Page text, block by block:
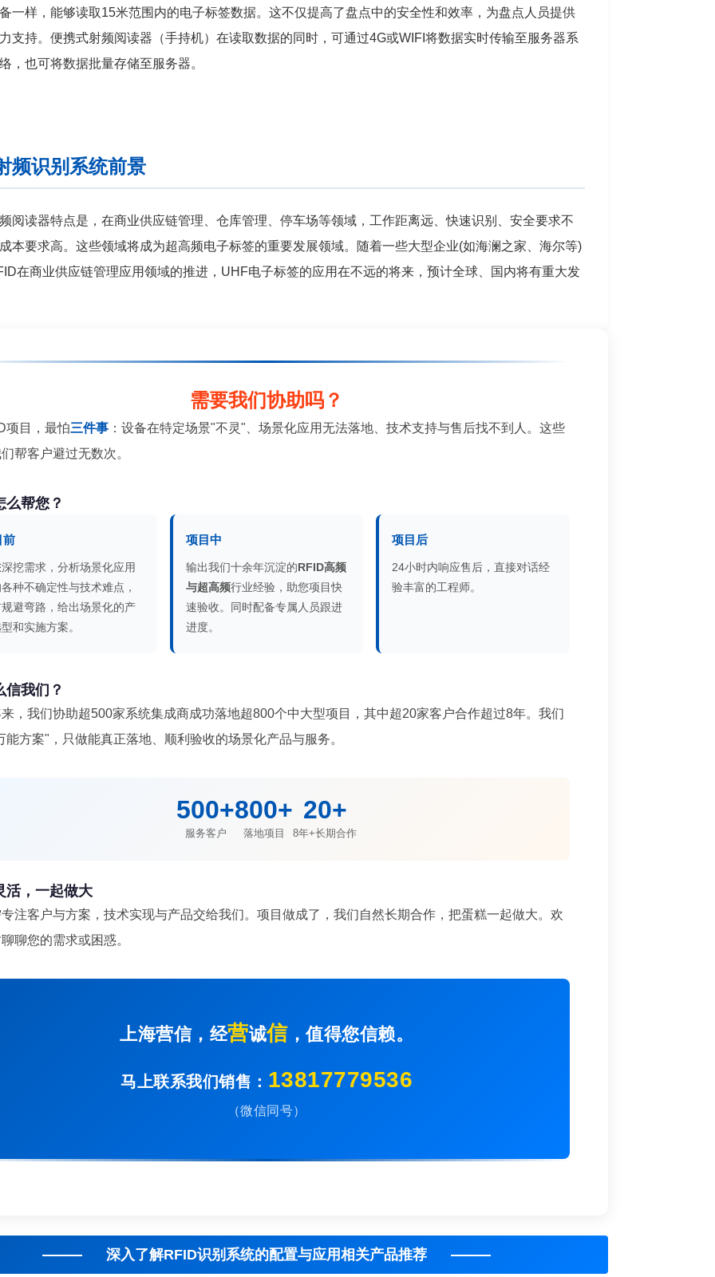
一样，能够读取15米范围内的电子标签数据。这不仅提高了盘点中的安全性和效率，为盘点人员提供
支持。便携式射频阅读器（手持机）在读取数据的同时，可通过4G或WIFI将数据实时传输至服务器系
，也可将数据批量存储至服务器。
频识别系统前景
阅读器特点是，在商业供应链管理、仓库管理、停车场等领域，工作距离远、快速识别、安全要求不
本要求高。这些领域将成为超高频电子标签的重要发展领域。随着一些大型企业(如海澜之家、海尔等)
在商业供应链管理应用领域的推进，UHF电子标签的应用在不远的将来，预计全球、国内将有重大发
需要我们协助吗？
项目，最怕三件事 ：设备在特定场景"不灵"、场景化应用无法落地、技术支持与售后找不到人。这些
帮客户避过无数次。
么帮您？
前
挖需求，分析场景化应用
种不确定性与技术难点，
避弯路，给出场景化的产
和实施方案。
项目中
输出我们十余年沉淀的RFID高频
与超高频行业经验，助您项目快
速验收。同时配备专属人员跟进
进度。
项目后
24小时内响应售后，直接对话经
验丰富的工程师。
信我们？
，我们协助超500家系统集成商成功落地超800个中大型项目，其中超20家客户合作超过8年。我们
能方案"，只做能真正落地、顺利验收的场景化产品与服务。
500+
服务客户
800+
落地项目
20+
8年+长期合作
活，一起做大
注客户与方案，技术实现与产品交给我们。项目做成了，我们自然长期合作，把蛋糕一起做大。欢
聊您的需求或困惑。
上海营信，经营诚信，值得您信赖。
马上联系我们销售： 13817779536
（微信同号）
深入了解RFID识别系统的配置与应用相关产品推荐